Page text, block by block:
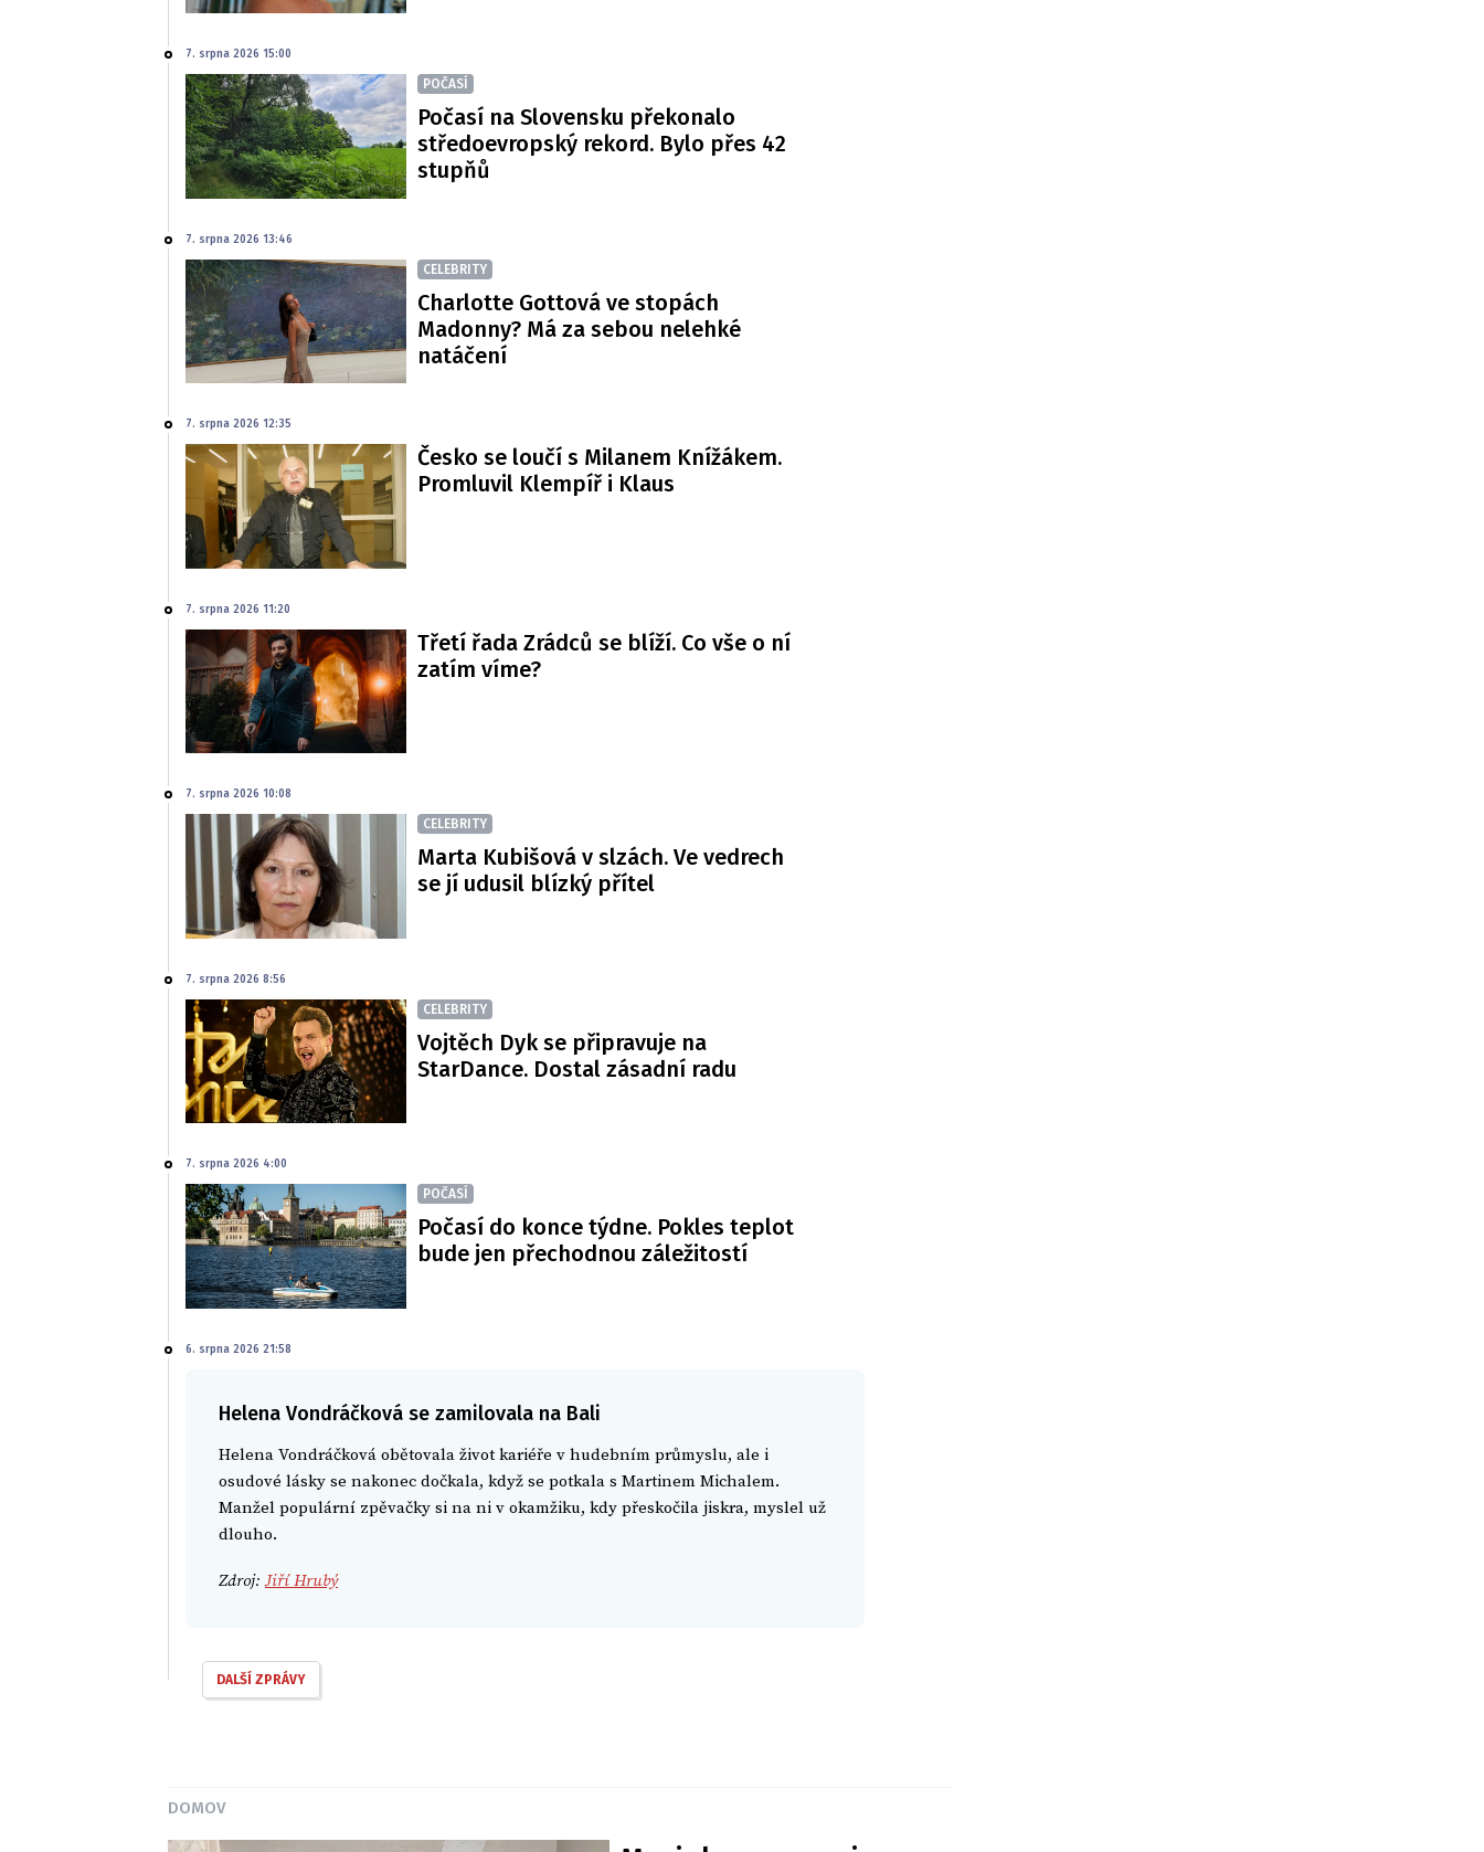
7. srpna 2026 15:00
POČASÍ
Počasí na Slovensku překonalo
středoevropský rekord. Bylo přes 42
stupňů
7. srpna 2026 13:46
CELEBRITY
Charlotte Gottová ve stopách
Madonny? Má za sebou nelehké
natáčení
7. srpna 2026 12:35
Česko se loučí s Milanem Knížákem.
Promluvil Klempíř i Klaus
7. srpna 2026 11:20
Třetí řada Zrádců se blíží. Co vše o ní
zatím víme?
7. srpna 2026 10:08
CELEBRITY
Marta Kubišová v slzách. Ve vedrech
se jí udusil blízký přítel
7. srpna 2026 8:56
CELEBRITY
Vojtěch Dyk se připravuje na
StarDance. Dostal zásadní radu
7. srpna 2026 4:00
POČASÍ
Počasí do konce týdne. Pokles teplot
bude jen přechodnou záležitostí
6. srpna 2026 21:58
Helena Vondráčková se zamilovala na Bali
Helena Vondráčková obětovala život kariéře v hudebním průmyslu, ale i
osudové lásky se nakonec dočkala, když se potkala s Martinem Michalem.
Manžel populární zpěvačky si na ni v okamžiku, kdy přeskočila jiskra, myslel už
dlouho.
Zdroj:Jiří Hrubý
DALŠÍ ZPRÁVY
DOMOV